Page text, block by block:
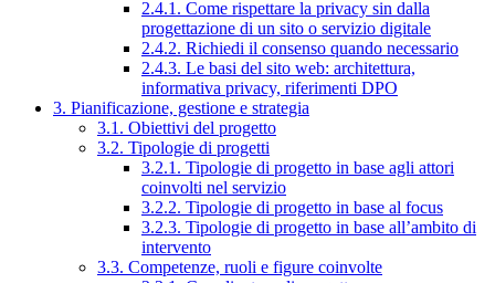
2.4.1. Come rispettare la privacy sin dalla
progettazione di un sito o servizio digitale
2.4.2. Richiedi il consenso quando necessario
2.4.3. Le basi del sito web: architettura,
informativa privacy, riferimenti DPO
3. Pianificazione, gestione e strategia
3.1. Obiettivi del progetto
3.2. Tipologie di progetti
3.2.1. Tipologie di progetto in base agli attori
coinvolti nel servizio
3.2.2. Tipologie di progetto in base al focus
3.2.3. Tipologie di progetto in base all’ambito di
intervento
3.3. Competenze, ruoli e figure coinvolte